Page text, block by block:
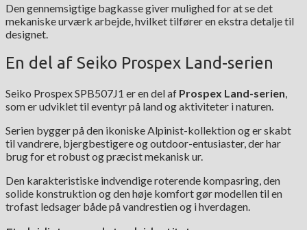
Den gennemsigtige bagkasse giver mulighed for at se det
mekaniske urværk arbejde, hvilket tilfører en ekstra detalje til
designet.
En del af Seiko Prospex Land-serien
Seiko Prospex SPB507J1 er en del af Prospex Land-serien,
som er udviklet til eventyr på land og aktiviteter i naturen.
Serien bygger på den ikoniske Alpinist-kollektion og er skabt
til vandrere, bjergbestigere og outdoor-entusiaster, der har
brug for et robust og præcist mekanisk ur.
Den karakteristiske indvendige roterende kompasring, den
solide konstruktion og den høje komfort gør modellen til en
trofast ledsager både på vandrestien og i hverdagen.